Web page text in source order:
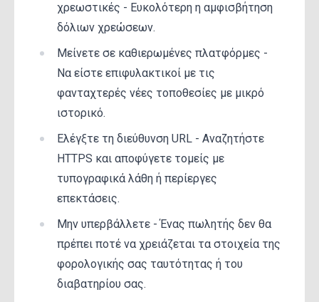
χρεωστικές - Ευκολότερη η αμφισβήτηση
δόλιων χρεώσεων.
Μείνετε σε καθιερωμένες πλατφόρμες -
Να είστε επιφυλακτικοί με τις
φανταχτερές νέες τοποθεσίες με μικρό
ιστορικό.
Ελέγξτε τη διεύθυνση URL - Αναζητήστε
HTTPS και αποφύγετε τομείς με
τυπογραφικά λάθη ή περίεργες
επεκτάσεις.
Μην υπερβάλλετε - Ένας πωλητής δεν θα
πρέπει ποτέ να χρειάζεται τα στοιχεία της
φορολογικής σας ταυτότητας ή του
διαβατηρίου σας.